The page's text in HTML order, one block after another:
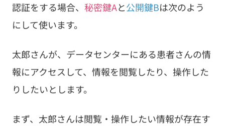
認証をする場合、 秘密鍵Aと公開鍵Bは次のよう
にして使います。
太郎さんが、データセンターにある患者さんの情
報にアクセスして、情報を閲覧したり、操作した
りしたいとします。
まず、太郎さんは閲覧・操作したい情報が存在す